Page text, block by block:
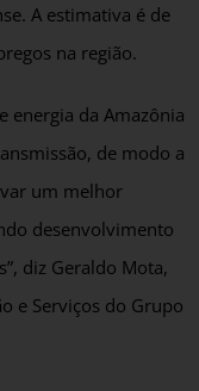
A estimativa é de
na região.
energia da Amazônia
de modo a
um melhor
desenvolvimento
diz Geraldo Mota,
e Serviços do Grupo